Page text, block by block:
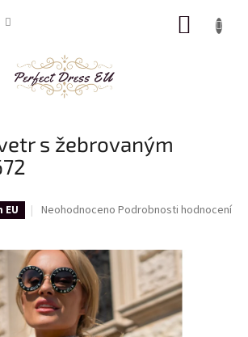
s žebrovaným
EU
Průměrné
je
0,0
z
5
hvězdiček.
Neohodnoceno Podrobnosti hodnocení